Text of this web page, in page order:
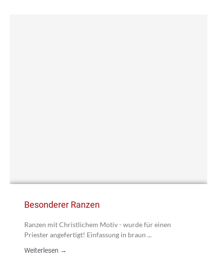
Besonderer Ranzen
Ranzen mit Christlichem Motiv - wurde für einen
Priester angefertigt! Einfassung in braun ...
Weiterlesen →